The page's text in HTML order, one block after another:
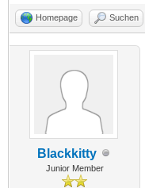
Homepage Suchen
Blackkitty
Junior Member